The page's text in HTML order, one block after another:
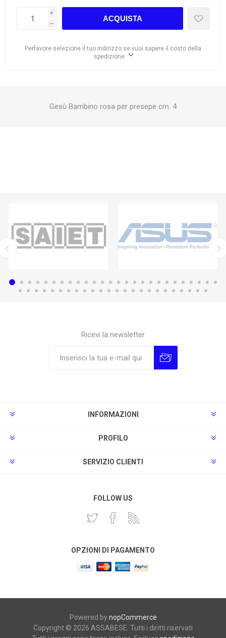
i
h
ACQUISTA
Perfavore selezione il tuo indirizzo se vuoi sapere il costo della
spedizione
Gesù Bambino rosa per presepe cm. 4
Ricevi la newsletter
INFORMAZIONI
PROFILO
SERVIZIO CLIENTI
FOLLOW US
OPZIONI DI PAGAMENTO
Powered bynopCommerce
Copyright © 2026 ASSABESE. Tutti i diritti riservati